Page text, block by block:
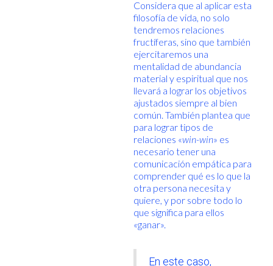
Considera que al aplicar esta
filosofía de vida, no solo
tendremos relaciones
fructíferas, sino que también
ejercitaremos una
mentalidad de abundancia
material y espiritual que nos
llevará a lograr los objetivos
ajustados siempre al bien
común. También plantea que
para lograr tipos de
relaciones «win-win» es
necesario tener una
comunicación empática para
comprender qué es lo que la
otra persona necesita y
quiere, y por sobre todo lo
que significa para ellos
«ganar».
En este caso,